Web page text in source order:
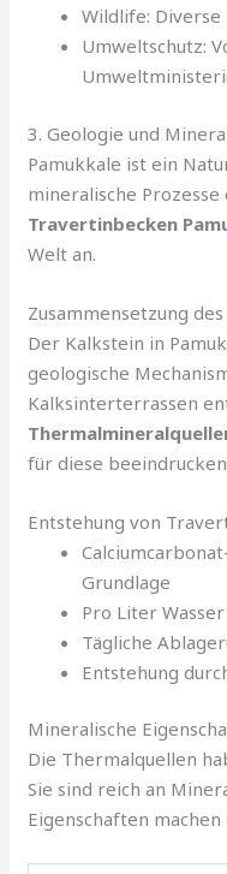
Wildlife:
Umweltschutz:
3. Geologie und
Pamukkale ist ein
mineralische
Travertinbecken
Welt an.
Zusammensetzung
Der Kalkstein in
geologische
Kalksinterterrassen
für diese
Entstehung von
Grundlage
Pro Liter
Tägliche
Entstehung
Mineralische
Die Thermalquellen
Sie sind reich an
Eigenschaften